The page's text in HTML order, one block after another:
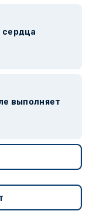
выполняет